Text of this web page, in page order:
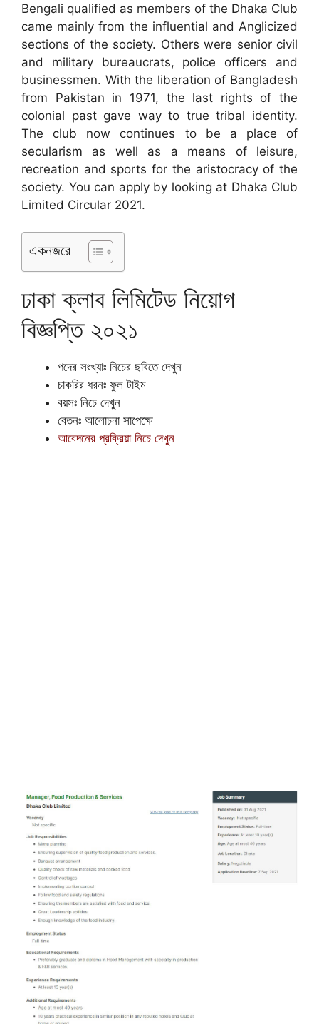
Bengali qualified as members of the Dhaka Club
came mainly from the influential and Anglicized
sections of the society. Others were senior civil
and military bureaucrats, police officers and
businessmen. With the liberation of Bangladesh
from Pakistan in 1971, the last rights of the
colonial past gave way to true tribal identity.
The club now continues to be a place of
secularism as well as a means of leisure,
recreation and sports for the aristocracy of the
society. You can apply by looking at Dhaka Club
Limited Circular 2021.
একনজরে
ঢাকা ক্লাব লিমিটেড নিয়োগ
বিজ্ঞপ্তি ২০২১
পদের সংখ্যাঃ নিচের ছবিতে দেখুন
চাকরির ধরনঃ ফুল টাইম
বয়সঃ নিচে দেখুন
বেতনঃ আলোচনা সাপেক্ষে
আবেদনের প্রক্রিয়া নিচে দেখুন